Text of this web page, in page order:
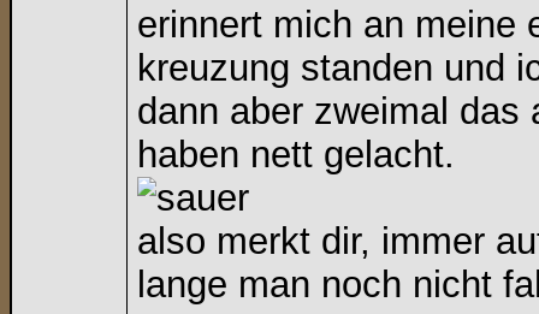
erinnert mich an meine
kreuzung standen und
dann aber zweimal das
haben nett gelacht.
also merkt dir, immer
lange man noch nicht